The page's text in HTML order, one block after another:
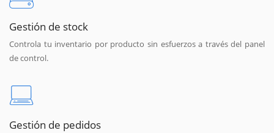
Gestión de stock
Controla tu inventario por producto sin esfuerzos a través del panel
de control.
Gestión de pedidos